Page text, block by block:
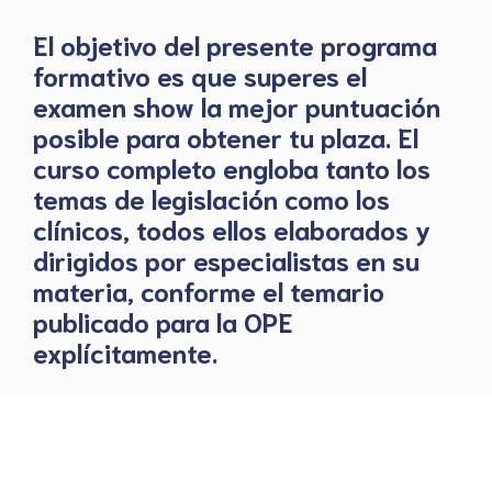
El objetivo del presente programa
formativo es que superes el
examen show la mejor puntuación
posible para obtener tu plaza. El
curso completo engloba tanto los
temas de legislación como los
clínicos, todos ellos elaborados y
dirigidos por especialistas en su
materia, conforme el temario
publicado para la OPE
explícitamente.